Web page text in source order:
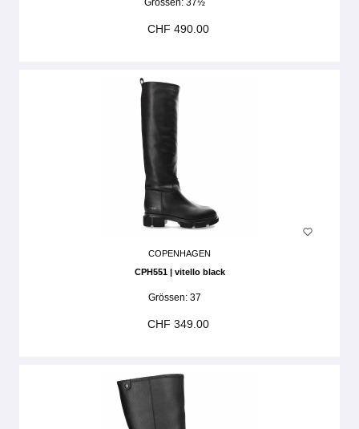
Grössen: 37½
CHF 490.00
COPENHAGEN
CPH551 | vitello black
Grössen: 37
CHF 349.00